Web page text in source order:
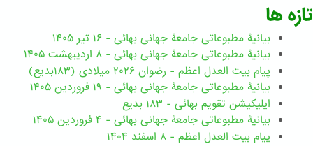
تازه ها
بیانیۀ مطبوعاتی جامعۀ جهانی بهائی - ۱۶ تیر ۱۴۰۵
بیانیۀ مطبوعاتی جامعۀ جهانی بهائی - ۸ اردیبهشت ۱۴۰۵
پیام بیت العدل اعظم - رضوان ۲۰۲۶ میلادی (۱۸۳بدیع)
بیانیۀ مطبوعاتی جامعۀ جهانی بهائی - ۱۹ فروردین ۱۴۰۵
اپلیکیشن تقویم بهائی - ۱۸۳ بدیع
بیانیۀ مطبوعاتی جامعۀ جهانی بهائی - ۴ فروردین ۱۴۰۵
پیام بیت العدل اعظم - ۸ اسفند ۱۴۰۴